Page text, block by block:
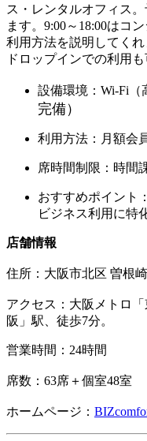
ス・レンタルオフィス
ます。9:00～18:00はコ
利用方法を説明してく
ドロップインでの利用も
設備環境：Wi-Fi（
完備）
利用方法：月額会
席時間制限：時間
おすすめポイント
ビジネス利用に特
店舗情報
住所： 大阪市北区 曽根
アクセス：大阪メトロ
阪」駅、徒歩7分。
営業時間：24時間
席数：63席＋個室48室
ホームページ：